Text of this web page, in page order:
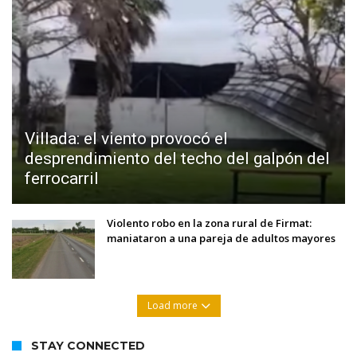
Villada: el viento provocó el
desprendimiento del techo del galpón del
ferrocarril
Violento robo en la zona rural de Firmat:
maniataron a una pareja de adultos mayores
Load more
STAY CONNECTED